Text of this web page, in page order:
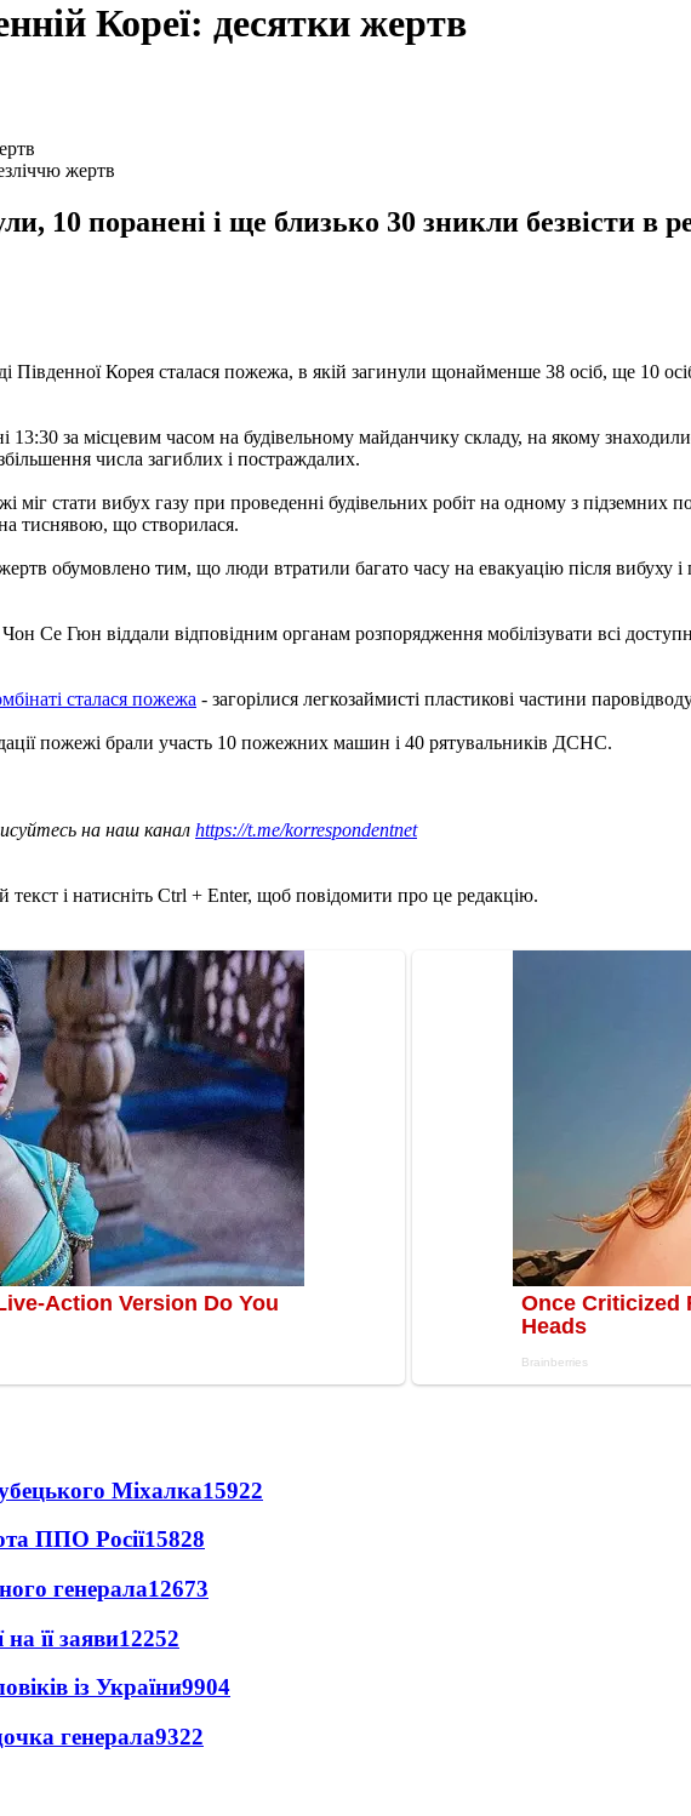
Кореї: десятки жертв
жертв
10 поранені і ще близько 30 зникли безвісти в
Південної Корея сталася пожежа, в якій загинули щонайменше 38 осіб, ще 10
за місцевим часом на будівельному майданчику складу, на якому
числа загиблих і постраждалих.
стати вибух газу при проведенні будівельних робіт на одному з підземних
тиснявою, що створилася.
обумовлено тим, що люди втратили багато часу на евакуацію після
Се Гюн віддали відповідним органам розпорядження мобілізувати всі
сталася пожежа - загорілися легкозаймисті пластикові частини
пожежі брали участь 10 пожежних машин і 40 рятувальників ДСНС.
на наш канал https://t.me/korrespondentnet
і натисніть Ctrl + Enter, щоб повідомити про це редакцію.
Міхалка15922
ППО Росії15828
генерала12673
її заяви12252
із України9904
генерала9322